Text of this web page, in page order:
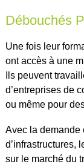
Débouchés
Une fois leur
ont accès à une
Ils peuvent
d’entreprises de
ou même pour
Avec la demande
d’infrastructures,
sur le marché du